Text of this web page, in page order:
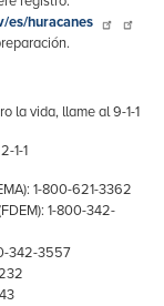
es/huracanes
la vida, llame al 9-1-1
1-1
1-800-621-3362
1-800-342-
342-3557